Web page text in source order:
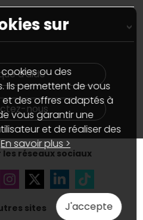
d'aide
nous
réseaux sociaux
sites
sur
ou des
Ils permettent de vous
des offres adaptés à
vous garantir une
et de réaliser des
En savoir plus >
J'accepte